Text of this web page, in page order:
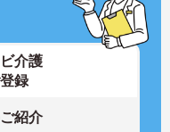
介護
録
紹介